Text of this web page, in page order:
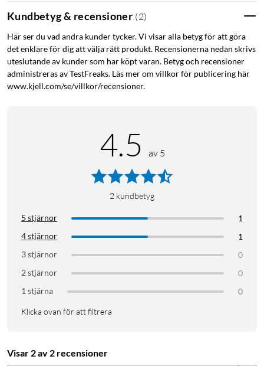
Kundbetyg & recensioner (2)
Här ser du vad andra kunder tycker. Vi visar alla betyg för att göra
det enklare för dig att välja rätt produkt. Recensionerna nedan skrivs
uteslutande av kunder som har köpt varan. Betyg och recensioner
administreras av TestFreaks. Läs mer om villkor för publicering här
www.kjell.com/se/villkor/recensioner.
4.5 av 5
2 kundbetyg
5 stjärnor
1
4 stjärnor
1
3 stjärnor
0
2 stjärnor
0
1 stjärna
0
Klicka ovan för att filtrera
Visar 2 av 2 recensioner